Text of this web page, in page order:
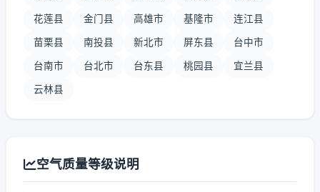
花莲县 金门县 高雄市 基隆市 连江县
苗栗县 南投县 新北市 屏东县 台中市
台南市 台北市 台东县 桃园县 宜兰县
云林县
空气质量等级说明